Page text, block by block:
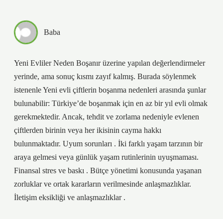
Baba
Yeni Evliler Neden Boşanır üzerine yapılan değerlendirmeler
yerinde, ama sonuç kısmı zayıf kalmış. Burada söylenmek
istenenle Yeni evli çiftlerin boşanma nedenleri arasında şunlar
bulunabilir: Türkiye’de boşanmak için en az bir yıl evli olmak
gerekmektedir. Ancak, tehdit ve zorlama nedeniyle evlenen
çiftlerden birinin veya her ikisinin cayma hakkı
bulunmaktadır. Uyum sorunları . İki farklı yaşam tarzının bir
araya gelmesi veya günlük yaşam rutinlerinin uyuşmaması.
Finansal stres ve baskı . Bütçe yönetimi konusunda yaşanan
zorluklar ve ortak kararların verilmesinde anlaşmazlıklar.
İletişim eksikliği ve anlaşmazlıklar .